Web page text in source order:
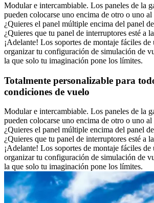
Modular e intercambiable. Los paneles de la
pueden colocarse uno encima de otro o uno
¿Quieres el panel múltiple encima del panel
¿Quieres que tu panel de interruptores esté a
¡Adelante! Los soportes de montaje fáciles de
organizar tu configuración de simulación de
la que solo tu imaginación pone los límites.
Totalmente personalizable para
condiciones de vuelo
Modular e intercambiable. Los paneles de la
pueden colocarse uno encima de otro o uno
¿Quieres el panel múltiple encima del panel
¿Quieres que tu panel de interruptores esté a
¡Adelante! Los soportes de montaje fáciles de
organizar tu configuración de simulación de
la que solo tu imaginación pone los límites.